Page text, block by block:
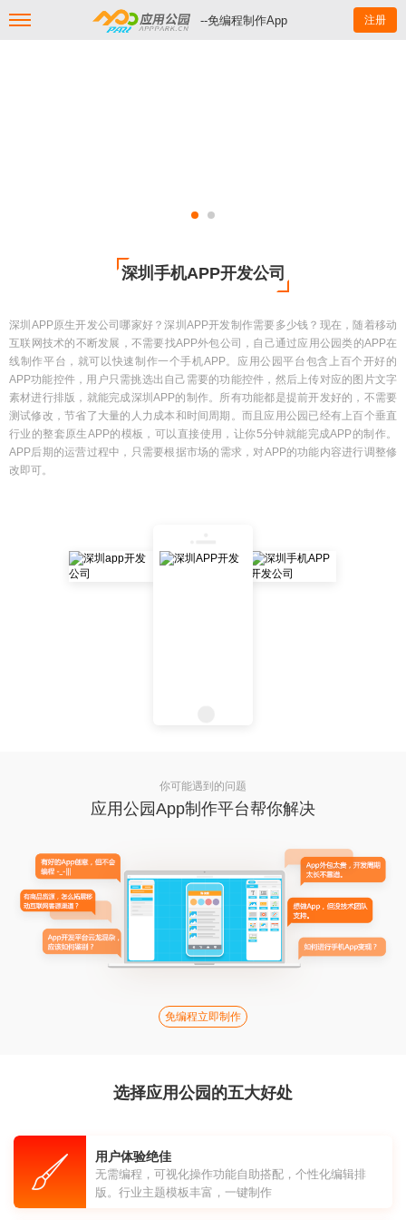
--免编程制作App 注册
深圳手机APP开发公司
深圳APP原生开发公司哪家好？深圳APP开发制作需要多少钱？现在，随着移动
互联网技术的不断发展，不需要找APP外包公司，自己通过应用公园类的APP在
线制作平台，就可以快速制作一个手机APP。应用公园平台包含上百个开好的
APP功能控件，用户只需挑选出自己需要的功能控件，然后上传对应的图片文字
素材进行排版，就能完成深圳APP的制作。所有功能都是提前开发好的，不需要
测试修改，节省了大量的人力成本和时间周期。而且应用公园已经有上百个垂直
行业的整套原生APP的模板，可以直接使用，让你5分钟就能完成APP的制作。
APP后期的运营过程中，只需要根据市场的需求，对APP的功能内容进行调整修
改即可。
你可能遇到的问题
应用公园App制作平台帮你解决
免编程立即制作
选择应用公园的五大好处
用户体验绝佳
无需编程，可视化操作功能自助搭配，个性化编辑排
版。行业主题模板丰富，一键制作